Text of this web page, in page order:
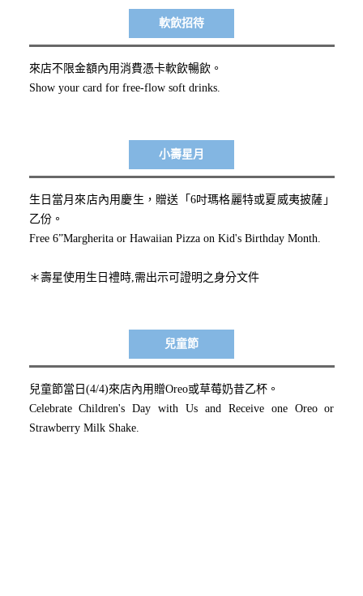
軟飲招待
來店不限金額內用消費憑卡軟飲暢飲。
Show your card for free-flow soft drinks.
小壽星月
生日當月來店內用慶生，贈送「6吋瑪格麗特或夏威夷披薩」
乙份。
Free 6”Margherita or Hawaiian Pizza on Kid's Birthday Month.
＊壽星使用生日禮時,需出示可證明之身分文件
兒童節
兒童節當日(4/4)來店內用贈Oreo或草莓奶昔乙杯。
Celebrate Children's Day with Us and Receive one Oreo or
Strawberry Milk Shake.